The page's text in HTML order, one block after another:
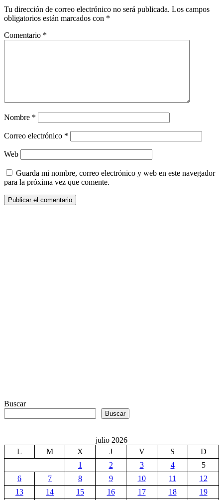
Tu dirección de correo electrónico no será publicada. Los campos
obligatorios están marcados con *
Comentario *
Nombre *
Correo electrónico *
Web
Guarda mi nombre, correo electrónico y web en este navegador
para la próxima vez que comente.
Buscar
Buscar
julio 2026
L
M X J V S
D
1
2 3 4
5
6
7 8 9 10 11
12
13
14 15 16 17 18
19